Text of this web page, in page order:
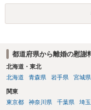
都道府県から離婚の慰謝
北海道・東北
北海道
青森県 岩手県 宮城県
関東
東京都
神奈川県 千葉県 埼